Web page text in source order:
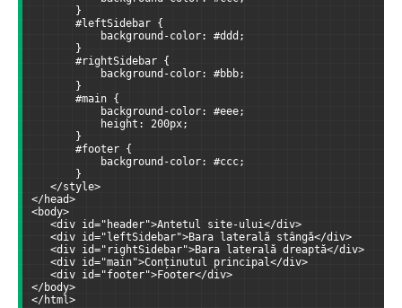
}
#leftSidebar {
background-color: #ddd;
}
#rightSidebar {
background-color: #bbb;
}
#main {
background-color: #eee;
height: 200px;
}
#footer {
background-color: #ccc;
}
</style>
</head>
<body>
<div id="header">Antetul site-ului</div>
<div id="leftSidebar">Bara laterală stângă</div>
<div id="rightSidebar">Bara laterală dreaptă</div>
<div id="main">Conținutul principal</div>
<div id="footer">Footer</div>
</body>
</html>